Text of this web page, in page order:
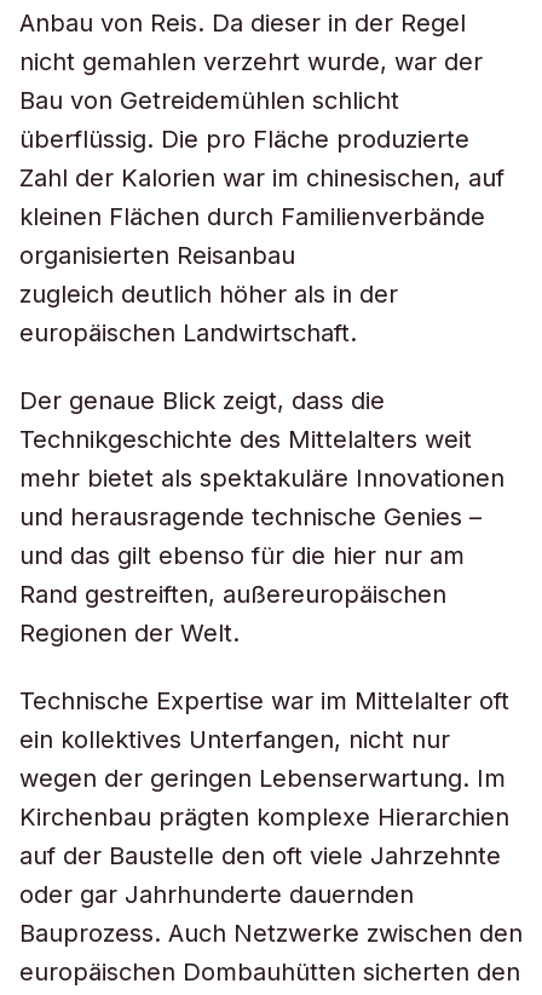
Anbau von Reis. Da dieser in der Regel
nicht gemahlen verzehrt wurde, war der
Bau von Getreidemühlen schlicht
überflüssig. Die pro Fläche produzierte
Zahl der Kalorien war im chinesischen, auf
kleinen Flächen durch Familienverbände
organisierten Reisanbau
zugleich deutlich höher als in der
europäischen Landwirtschaft.
Der genaue Blick zeigt, dass die
Technikgeschichte des Mittelalters weit
mehr bietet als spektakuläre Innovationen
und herausragende technische Genies –
und das gilt ebenso für die hier nur am
Rand gestreiften, außereuropäischen
Regionen der Welt.
Technische Expertise war im Mittelalter oft
ein kollektives Unterfangen, nicht nur
wegen der geringen Lebenserwartung. Im
Kirchenbau prägten komplexe Hierarchien
auf der Baustelle den oft viele Jahrzehnte
oder gar Jahrhunderte dauernden
Bauprozess. Auch Netzwerke zwischen den
europäischen Dombauhütten sicherten den